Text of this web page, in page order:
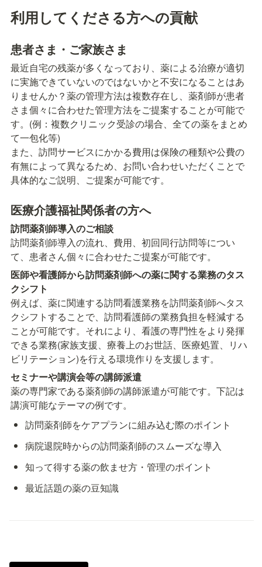
利用してくださる方への貢献
患者さま・ご家族さま
最近自宅の残薬が多くなっており、薬による治療が適切
に実施できていないのではないかと不安になることはあ
りませんか？薬の管理方法は複数存在し、薬剤師が患者
さま個々に合わせた管理方法をご提案することが可能で
す。(例：複数クリニック受診の場合、全ての薬をまとめ
て一包化等)
また、訪問サービスにかかる費用は保険の種類や公費の
有無によって異なるため、お問い合わせいただくことで
具体的なご説明、ご提案が可能です。
医療介護福祉関係者の方へ
訪問薬剤師導入の流れ、費用、初回同行訪問等につい
て、患者さん個々に合わせたご提案が可能です。
医師や看護師から訪問薬剤師への薬に関する業務のタス
例えば、薬に関連する訪問看護業務を訪問薬剤師へタス
クシフトすることで、訪問看護師の業務負担を軽減する
ことが可能です。それにより、看護の専門性をより発揮
できる業務(家族支援、療養上のお世話、医療処置、リハ
ビリテーション)を行える環境作りを支援します。
薬の専門家である薬剤師の講師派遣が可能です。下記は
講演可能なテーマの例です。
訪問薬剤師をケアプランに組み込む際のポイント
病院退院時からの訪問薬剤師のスムーズな導入
知って得する薬の飲ませ方・管理のポイント
最近話題の薬の豆知識